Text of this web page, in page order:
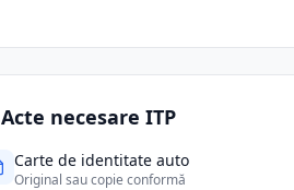
Acte necesare ITP
Carte de identitate auto
Original sau copie conformă